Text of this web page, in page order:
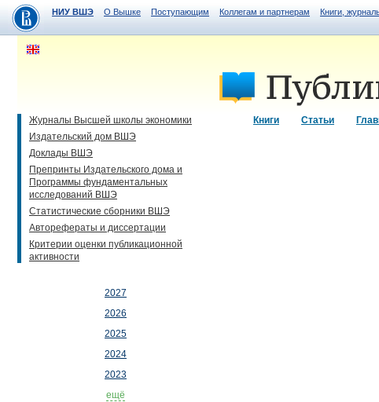
НИУ ВШЭ О Вышке Поступающим Коллегам и партнерам Книги,
Книги Статьи
Журналы Высшей школы экономики
Издательский дом ВШЭ
Доклады ВШЭ
Препринты Издательского дома и
Программы фундаментальных
исследований ВШЭ
Статистические сборники ВШЭ
Авторефераты и диссертации
Критерии оценки публикационной
активности
2027
2026
2025
2024
2023
ещё